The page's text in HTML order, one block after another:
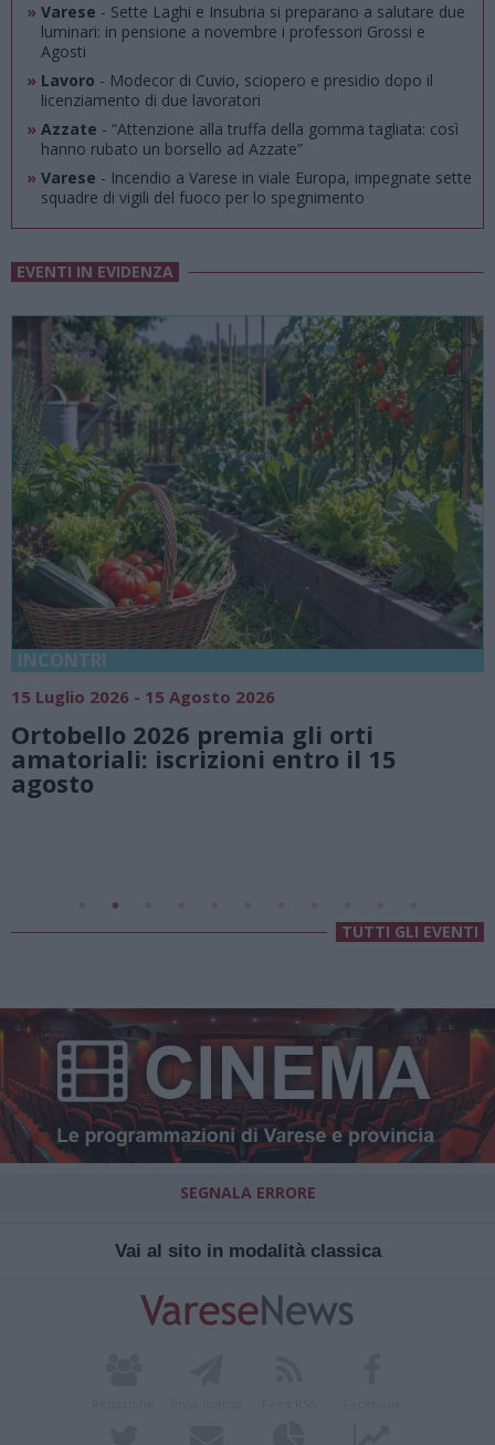
» Varese - Sette Laghi e Insubria si preparano a salutare due
luminari: in pensione a novembre i professori Grossi e
Agosti
» Lavoro - Modecor di Cuvio, sciopero e presidio dopo il
licenziamento di due lavoratori
» Azzate - “Attenzione alla truffa della gomma tagliata: così
hanno rubato un borsello ad Azzate”
» Varese - Incendio a Varese in viale Europa, impegnate sette
squadre di vigili del fuoco per lo spegnimento
EVENTI IN EVIDENZA
orti
il 15
18 Luglio 2026 - 15 Agosto 2026
Vivi l’estate a Villa
natura e atmosfere
Lago di Lugano
TUTTI GLI EVENTI
SEGNALA ERRORE
Vai al sito in modalità classica